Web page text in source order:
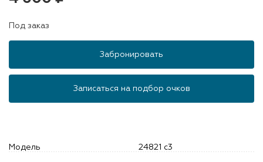
Под заказ
Забронировать
Записаться на подбор очков
Модель 24821 c3